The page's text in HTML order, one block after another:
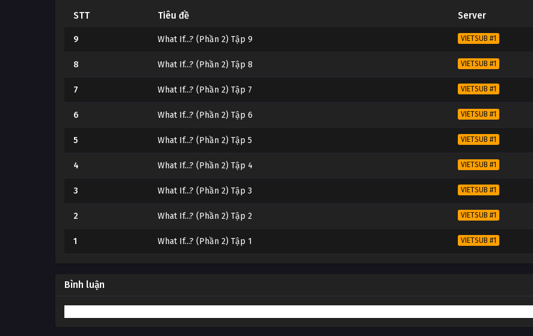
STT Tiêu đề Server
9 What If...? (Phần 2) Tập 9 VIETSUB #1
8 What If...? (Phần 2) Tập 8 VIETSUB #1
7 What If...? (Phần 2) Tập 7 VIETSUB #1
6 What If...? (Phần 2) Tập 6 VIETSUB #1
5 What If...? (Phần 2) Tập 5 VIETSUB #1
4 What If...? (Phần 2) Tập 4 VIETSUB #1
3 What If...? (Phần 2) Tập 3 VIETSUB #1
2 What If...? (Phần 2) Tập 2 VIETSUB #1
1 What If...? (Phần 2) Tập 1 VIETSUB #1
Bình luận